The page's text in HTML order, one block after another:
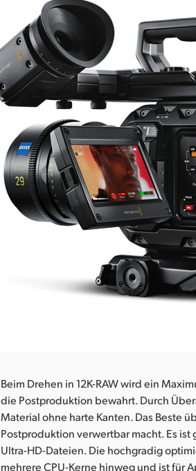
Beim Drehen in 12K-RAW wird ein
die Postproduktion bewahrt. Durch
Material ohne harte Kanten. Das Beste
Postproduktion verwertbar macht. Es
Ultra-HD-Dateien. Die hochgradig
mehrere CPU-Kerne hinweg und ist für